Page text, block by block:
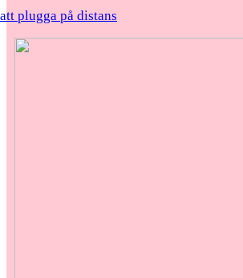
plugga på distans